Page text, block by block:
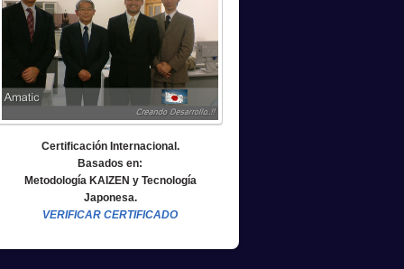
Certificación Internacional.
Basados en:
Metodología KAIZEN y Tecnología
Japonesa.
VERIFICAR CERTIFICADO